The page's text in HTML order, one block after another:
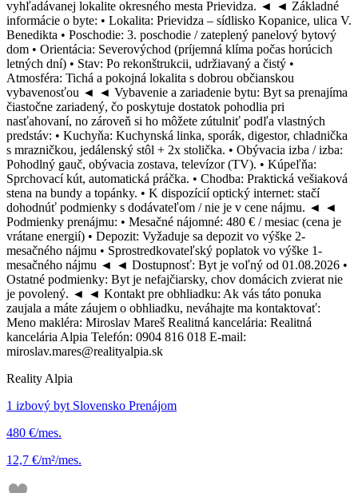
vyhľadávanej lokalite okresného mesta Prievidza. ◄ ◄ Základné
informácie o byte: • Lokalita: Prievidza – sídlisko Kopanice, ulica V.
Benedikta • Poschodie: 3. poschodie / zateplený panelový bytový
dom • Orientácia: Severovýchod (príjemná klíma počas horúcich
letných dní) • Stav: Po rekonštrukcii, udržiavaný a čistý •
Atmosféra: Tichá a pokojná lokalita s dobrou občianskou
vybavenosťou ◄ ◄ Vybavenie a zariadenie bytu: Byt sa prenajíma
čiastočne zariadený, čo poskytuje dostatok pohodlia pri
nasťahovaní, no zároveň si ho môžete zútulniť podľa vlastných
predstáv: • Kuchyňa: Kuchynská linka, sporák, digestor, chladnička
s mrazničkou, jedálenský stôl + 2x stolička. • Obývacia izba / izba:
Pohodlný gauč, obývacia zostava, televízor (TV). • Kúpeľňa:
Sprchovací kút, automatická práčka. • Chodba: Praktická vešiaková
stena na bundy a topánky. • K dispozícií optický internet: stačí
dohodnúť podmienky s dodávateľom / nie je v cene nájmu. ◄ ◄
Podmienky prenájmu: • Mesačné nájomné: 480 € / mesiac (cena je
vrátane energií) • Depozit: Vyžaduje sa depozit vo výške 2-
mesačného nájmu • Sprostredkovateľský poplatok vo výške 1-
mesačného nájmu ◄ ◄ Dostupnosť: Byt je voľný od 01.08.2026 •
Ostatné podmienky: Byt je nefajčiarsky, chov domácich zvierat nie
je povolený. ◄ ◄ Kontakt pre obhliadku: Ak vás táto ponuka
zaujala a máte záujem o obhliadku, neváhajte ma kontaktovať:
Meno makléra: Miroslav Mareš Realitná kancelária: Realitná
kancelária Alpia Telefón: 0904 816 018 E-mail:
miroslav.mares@realityalpia.sk
Reality Alpia
1 izbový byt Slovensko Prenájom
480 €/mes.
12,7 €/m²/mes.